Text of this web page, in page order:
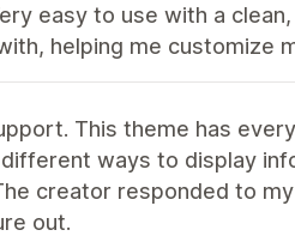
easy to use with a
helping me customize
This theme has
ways to display
creator responded to
out.